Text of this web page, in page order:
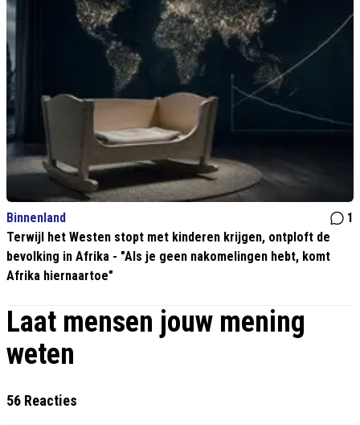
Binnenland
1
Terwijl het Westen stopt met kinderen krijgen, ontploft de
bevolking in Afrika - "Als je geen nakomelingen hebt, komt
Afrika hiernaartoe"
Laat mensen jouw mening
weten
56 Reacties